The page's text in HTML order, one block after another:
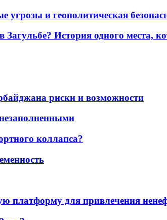
и геополитическая
История одного места,
риски и возможности
коллапса?
платформу для привлечения